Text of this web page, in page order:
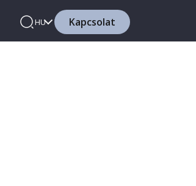
HU Kapcsolat